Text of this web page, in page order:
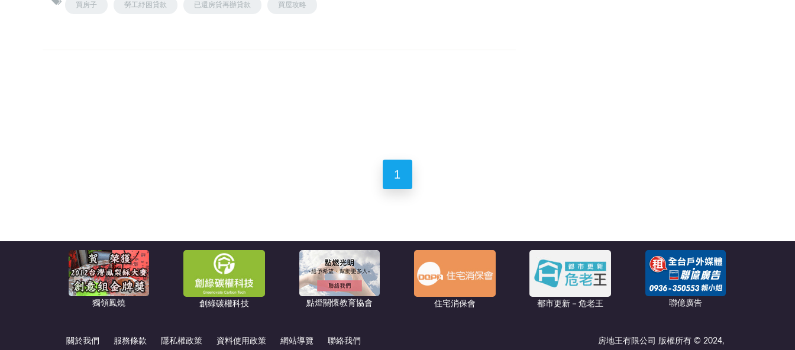
買房子 勞工紓困貸款 已還房貸再辦貸款 買屋攻略
1
獨領鳳燒 創綠碳權科技 點燈關懷教育協會 住宅消保會 都市更新－危老王 聯億廣告
關於我們 服務條款 隱私權政策 資料使用政策 網站導覽 聯絡我們 房地王有限公司 版權所有 © 2024,